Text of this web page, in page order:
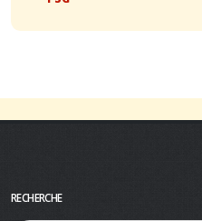
RECHERCHE